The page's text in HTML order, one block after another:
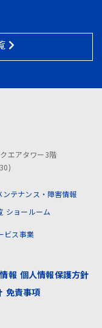
エアタワー3階
ンテナンス・障害情報
ショールーム
ビス事業
報 個人情報保護方針
免責事項